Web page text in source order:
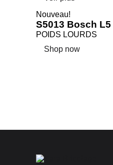
Nouveau!
S5013 Bosch L5
POIDS LOURDS
Shop now